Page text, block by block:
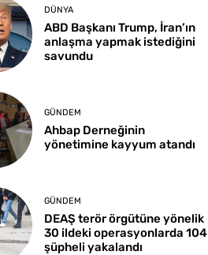
DÜNYA
ABD Başkanı Trump, İran’ın
anlaşma yapmak istediğini
savundu
GÜNDEM
Ahbap Derneğinin
yönetimine kayyum atandı
GÜNDEM
DEAŞ terör örgütüne yönelik
30 ildeki operasyonlarda 104
şüpheli yakalandı